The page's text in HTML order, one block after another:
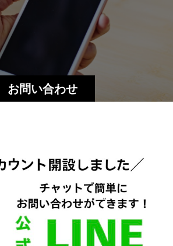
お問い合わせ